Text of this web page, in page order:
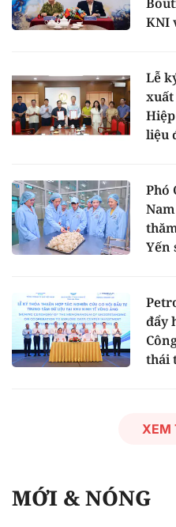
KNI
Lễ
xuất
liệu
Phó
Yến
đẩy
thái
XEM
MỚI & NÓNG